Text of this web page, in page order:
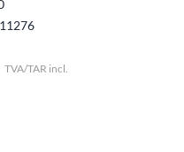
TVA/TAR incl.